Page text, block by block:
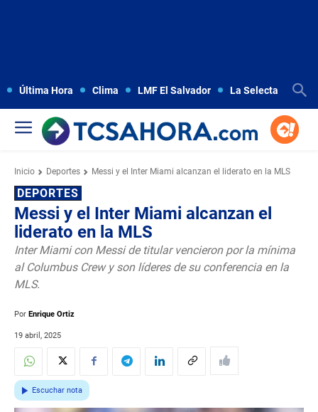
Última Hora Clima LMF El Salvador La Selecta
Inicio Deportes Messi y el Inter Miami alcanzan el liderato en la MLS
DEPORTES
Messi y el Inter Miami alcanzan el
liderato en la MLS
Inter Miami con Messi de titular vencieron por la mínima
al Columbus Crew y son líderes de su conferencia en la
MLS.
Por Enrique Ortiz
19 abril, 2025
Escuchar nota